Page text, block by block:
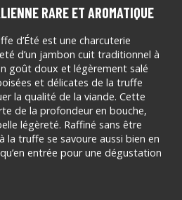
RARE ET AROMATIQUE
d’Été est une charcuterie
d’un jambon cuit traditionnel à
goût doux et légèrement salé
et délicates de la truffe
la qualité de la viande. Cette
de la profondeur en bouche,
légèreté. Raffiné sans être
la truffe se savoure aussi bien en
entrée pour une dégustation